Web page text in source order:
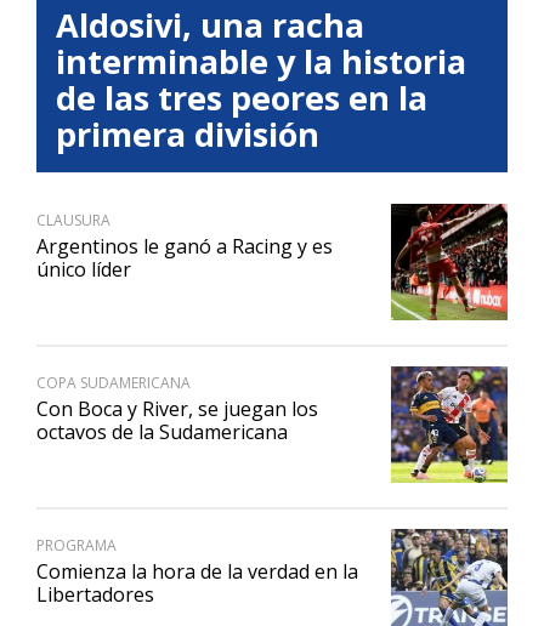
Aldosivi, una racha
interminable y la historia
de las tres peores en la
primera división
CLAUSURA
Argentinos le ganó a Racing y es
único líder
COPA SUDAMERICANA
Con Boca y River, se juegan los
octavos de la Sudamericana
PROGRAMA
Comienza la hora de la verdad en la
Libertadores